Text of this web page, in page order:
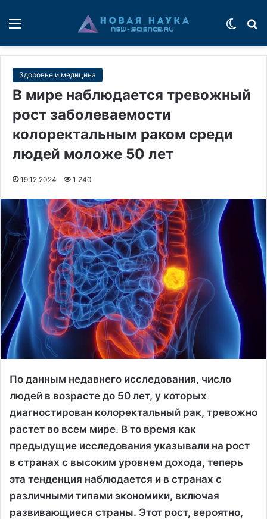
Здоровье и медицина
В мире наблюдается тревожный
рост заболеваемости
колоректальным раком среди
людей моложе 50 лет
19.12.2024 1 240
По данным недавнего исследования, число
людей в возрасте до 50 лет, у которых
диагностирован колоректальный рак, тревожно
растет во всем мире. В то время как
предыдущие исследования указывали на рост
в странах с высоким уровнем дохода, теперь
эта тенденция наблюдается и в странах с
различными типами экономики, включая
развивающиеся страны. Этот рост, вероятно,